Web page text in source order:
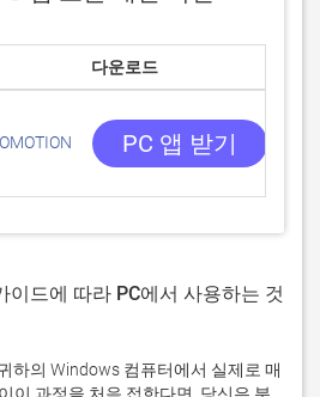
다운로드
PC 앱 받기
이드에 따라 PC에서 사용하는 것
하의 Windows 컴퓨터에서 실제로 매